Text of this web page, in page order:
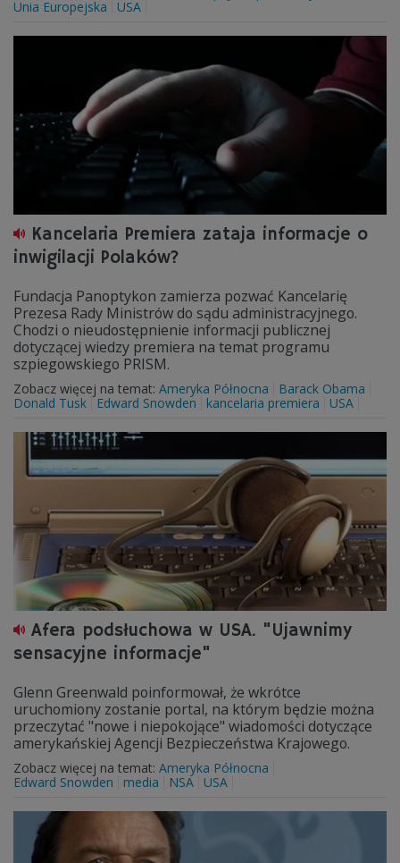
Unia Europejska
USA
Kancelaria Premiera zataja informacje o
inwigilacji Polaków?
Fundacja Panoptykon zamierza pozwać Kancelarię
Prezesa Rady Ministrów do sądu administracyjnego.
Chodzi o nieudostępnienie informacji publicznej
dotyczącej wiedzy premiera na temat programu
szpiegowskiego PRISM.
Zobacz więcej na temat: Ameryka Północna
Barack Obama
Donald Tusk
Edward Snowden kancelaria premiera USA
Afera podsłuchowa w USA. "Ujawnimy
sensacyjne informacje"
Glenn Greenwald poinformował, że wkrótce
uruchomiony zostanie portal, na którym będzie można
przeczytać "nowe i niepokojące" wiadomości dotyczące
amerykańskiej Agencji Bezpieczeństwa Krajowego.
Zobacz więcej na temat: Ameryka Północna
Edward Snowden
media NSA USA